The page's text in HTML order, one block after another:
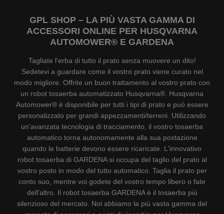
GPL SHOP – LA PIÙ VASTA GAMMA DI
ACCESSORI ONLINE PER HUSQVARNA
AUTOMOWER® E GARDENA
Tagliate l'erba di tutto il prato senza muovere un dito!
Sedetevi a guardare come il vostro prato viene curato nel
modo migliore. Offrite un buon trattamento al vostro prato con
un robot tosaerba automatizzato Husqvarna®. Husqvarna
Automower® è disponibile per tutti i tipi di prato e può essere
personalizzato per grandi appezzamenti/terreni. Utilizzando
un'avanzata tecnologia di tracciamento, il vostro tosaerba
automatico torna autonomamente alla sua postazione
quando le batterie devono essere ricaricate. L'innovativo
robot tosaerba di GARDENA si occupa del taglio del prato al
vostro posto in modo del tutto automatico. Taglia il prato per
conto suo, mentre voi godete del vostro tempo libero o fate
dell'altro. Il robot tosaerba GARDENA è il tosaerba più
silenzioso del mercato. Noi abbiamo la più vasta gamma del